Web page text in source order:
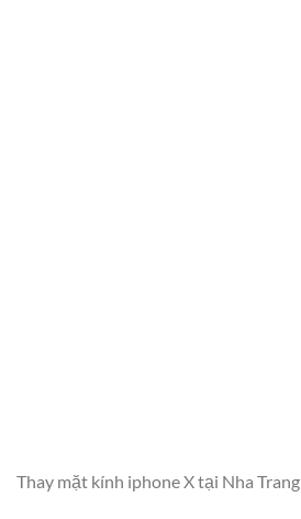
Thay mặt kính iphone X tại Nha Trang